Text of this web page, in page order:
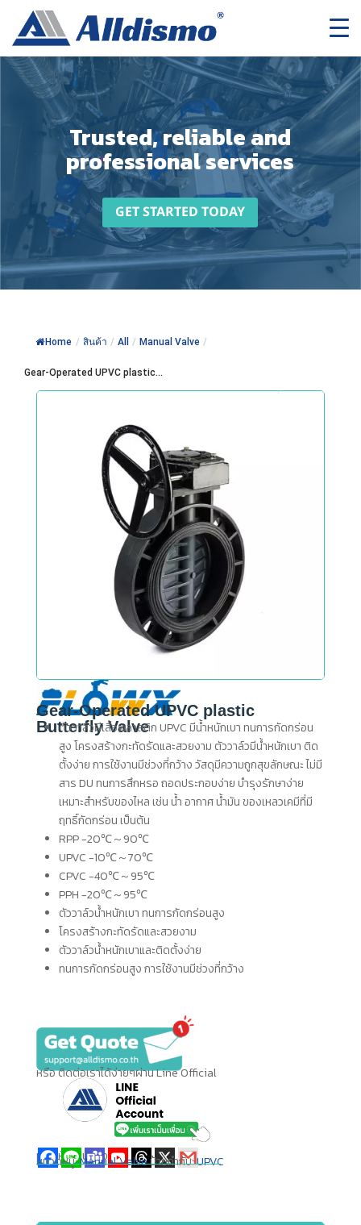
Trusted, reliable and
professional services
GET STARTED TODAY
Home / สินค้า / All / Manual Valve /
Gear-Operated UPVC plastic...
Gear-Operated UPVC plastic
Butterfly Valve
ตัววาล์วผีเสื้อพลาสติก UPVC มีน้ำหนักเบา ทนการกัดกร่อน
สูง โครงสร้างกะทัดรัดและสวยงาม ตัววาล์วมีน้ำหนักเบา ติด
ตั้งง่าย การใช้งานมีช่วงที่กว้าง วัสดุมีความถูกสุขลักษณะ ไม่มี
สาร DU ทนการสึกหรอ ถอดประกอบง่าย บำรุงรักษาง่าย
เหมาะสำหรับของไหล เช่น น้ำ อากาศ น้ำมัน ของเหลวเคมีที่มี
ฤทธิ์กัดกร่อน เป็นต้น
RPP -20℃～90℃
UPVC -10℃～70℃
CPVC -40℃～95℃
PPH -20℃～95℃
ตัววาล์วน้ำหนักเบา ทนการกัดกร่อนสูง
โครงสร้างกะทัดรัดและสวยงาม
ตัววาล์วน้ำหนักเบาและติดตั้งง่าย
ทนการกัดกร่อนสูง การใช้งานมีช่วงที่กว้าง
หรือ ติดต่อเราได้ง่ายๆผ่าน Line Official
แชร์ให้เพื่อนของคุณ
หมวดหมู่:Manual Valveป้ายกำกับ:UPVC